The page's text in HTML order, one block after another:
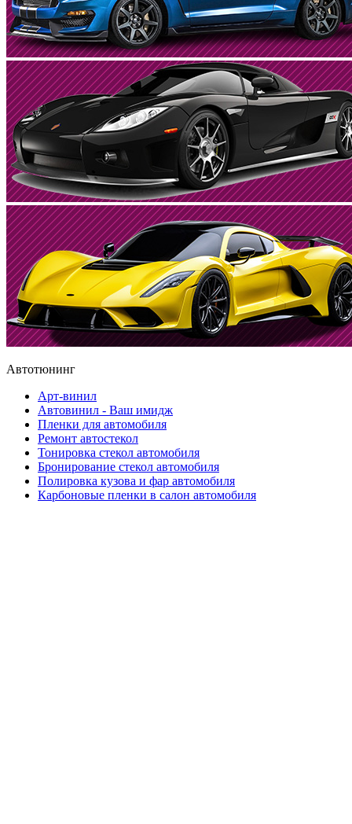
Автотюнинг
Арт-винил
Автовинил - Ваш имидж
Пленки для автомобиля
Ремонт автостекол
Тонировка стекол автомобиля
Бронирование стекол автомобиля
Полировка кузова и фар автомобиля
Карбоновые пленки в салон автомобиля